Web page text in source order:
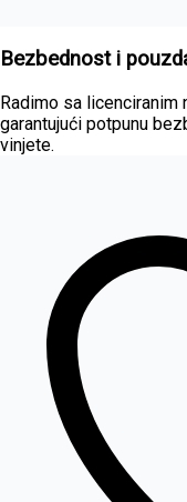
Bezbednost i
Radimo sa licenciranim
garantujući potpunu
vinjete.